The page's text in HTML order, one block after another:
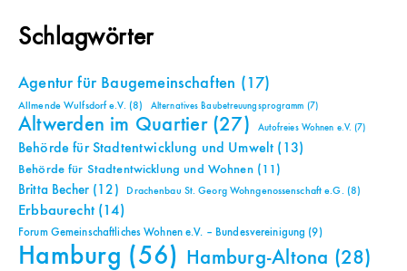
Schlagwörter
Agentur für Baugemeinschaften (17)
Allmende Wulfsdorf e.V. (8) Alternatives Baubetreuungsprogramm (7)
Altwerden im Quartier(27) Autofreies Wohnen e.V. (7)
Behörde für Stadtentwicklung und Umwelt (13)
Behörde für Stadtentwicklung und Wohnen(11)
Britta Becher(12) Drachenbau St. Georg Wohngenossenschaft e.G. (8)
Erbbaurecht(14)
Forum Gemeinschaftliches Wohnen e.V. – Bundesvereinigung (9)
Hamburg (56) Hamburg-Altona (28)